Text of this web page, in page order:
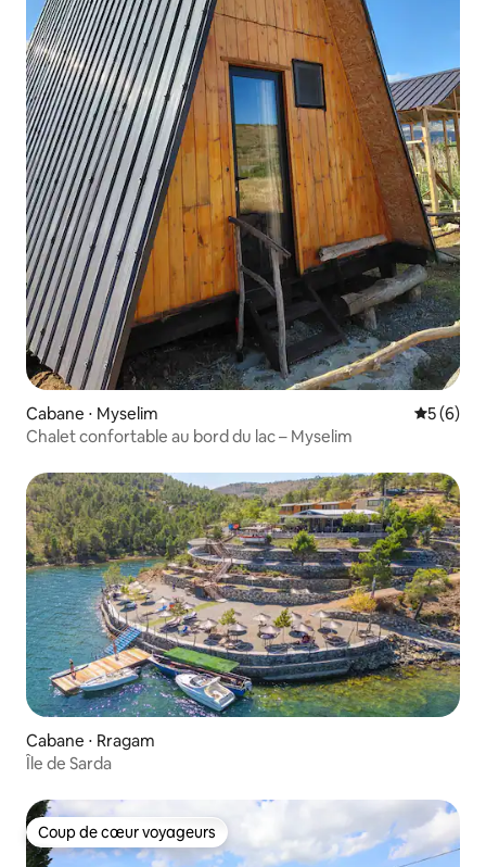
Cabane ⋅ Myselim
5 (6)
Chalet confortable au bord du lac – Myselim
Cabane ⋅ Rragam
Île de Sarda
Coup de cœur voyageurs
Coup de cœur voyageurs